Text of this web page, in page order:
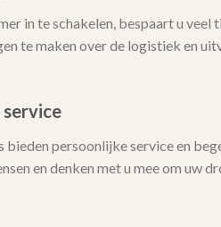
in te schakelen, bespaart u veel
te maken over de logistiek en
bieden persoonlijke service en
en denken met u mee om uw